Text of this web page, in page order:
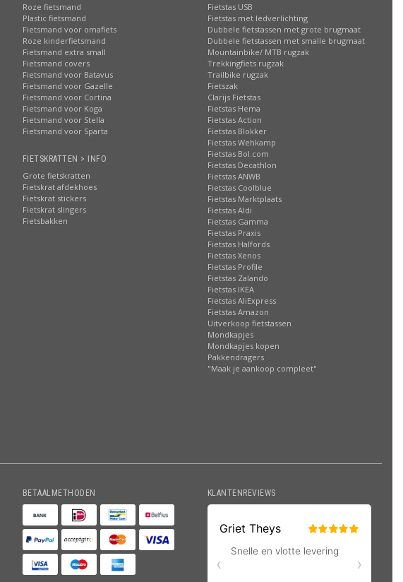
Roze fietsmand
Plastic fietsmand
Fietsmand voor omafiets
Roze kinderfietsmand
Fietsmand extra small
Fietsmand covers
Fietsmand voor Batavus
Fietsmand voor Gazelle
Fietsmand voor Cortina
Fietsmand voor Koga
Fietsmand voor Stella
Fietsmand voor Sparta
FIETSKRATTEN > INFO
Grote fietskratten
Fietskrat afdekhoes
Fietskrat stickers
Fietskrat slingers
Fietsbakken
Fietstas USB
Fietstas met ledverlichting
Dubbele fietstassen met grote brugmaat
Dubbele fietstassen met smalle brugmaat
Mountainbike/ MTB rugzak
Trekkingfiets rugzak
Trailbike rugzak
Fietszak
Clarijs Fietstas
Fietstas Hema
Fietstas Action
Fietstas Blokker
Fietstas Wehkamp
Fietstas Bol.com
Fietstas Decathlon
Fietstas ANWB
Fietstas Coolblue
Fietstas Marktplaats
Fietstas Aldi
Fietstas Gamma
Fietstas Praxis
Fietstas Halfords
Fietstas Xenos
Fietstas Profile
Fietstas Zalando
Fietstas IKEA
Fietstas AliExpress
Fietstas Amazon
Uitverkoop fietstassen
Mondkapjes
Mondkapjes kopen
Pakkendragers
"Maak je aankoop compleet"
BETAALMETHODEN KLANTENREVIEWS